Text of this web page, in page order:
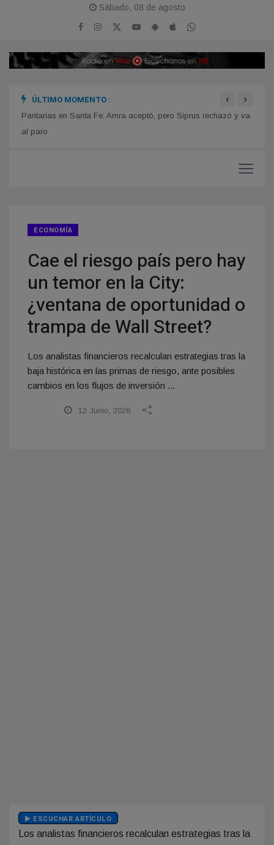
Sábado, 08 de agosto
ÚLTIMO MOMENTO :
Paritarias en Santa Fe: Amra aceptó, pero Siprus rechazó y va
al paro
‹ ›
ECONOMÍA
Cae el riesgo país pero hay
un temor en la City:
¿ventana de oportunidad o
trampa de Wall Street?
Los analistas financieros recalculan estrategias tras la
baja histórica en las primas de riesgo, ante posibles
cambios en los flujos de inversión ...
12 Junio, 2026
ESCUCHAR ARTÍCULO
Los analistas financieros recalculan estrategias tras la